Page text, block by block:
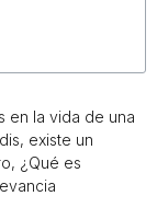
en la vida de una
existe un
¿Qué es